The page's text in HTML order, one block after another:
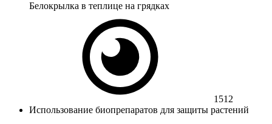
Белокрылка в теплице на грядках
1512
Использование биопрепаратов для защиты растений